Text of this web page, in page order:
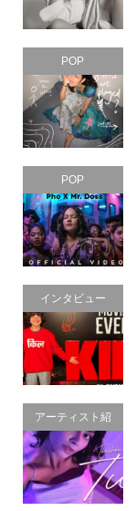
POP
POP
インタビュー
アーティスト紹
介